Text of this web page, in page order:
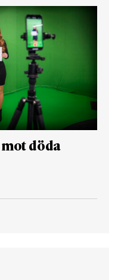
döda